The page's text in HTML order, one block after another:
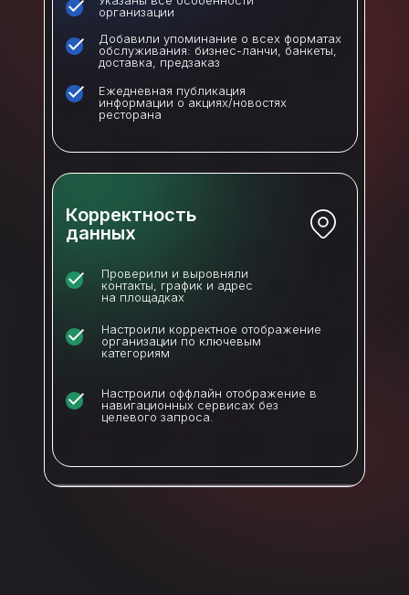
Корректность
данных
Проверили и выровняли
контакты, график и адрес
на площадках
Настроили корректное отображение
организации по ключевым
категориям
организации
Ежедневная публикация
информации о акциях/новостях
ресторана
Добавили упоминание о всех форматах
обслуживания: бизнес-ланчи, банкеты,
доставка, предзаказ
Настроили оффлайн отображение в
навигационных сервисах без
целевого запроса.